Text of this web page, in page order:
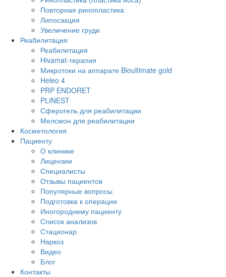
Повторная ринопластика
Липосакция
Увеличение груди
Реабилитация
Реабилитация
Hivamat-терапия
Микротоки на аппарате Bioultimate gold
Heleo 4
PRP ENDORET
PLINEST
Сферогель для реабилитации
Мелсмон для реабилитации
Косметология
Пациенту
О клинике
Лицензии
Специалисты
Отзывы пациентов
Популярные вопросы
Подготовка к операции
Иногороднему пациенту
Список анализов
Стационар
Наркоз
Видео
Блог
Контакты